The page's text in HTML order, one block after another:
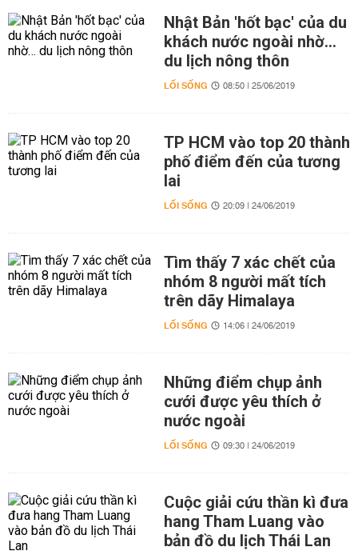
Nhật Bản 'hốt bạc' của du
khách nước ngoài nhờ…
du lịch nông thôn
LỐI SỐNG 08:50 | 25/06/2019
TP HCM vào top 20 thành
phố điểm đến của tương
lai
LỐI SỐNG 20:09 | 24/06/2019
Tìm thấy 7 xác chết của
nhóm 8 người mất tích
trên dãy Himalaya
LỐI SỐNG 14:06 | 24/06/2019
Những điểm chụp ảnh
cưới được yêu thích ở
nước ngoài
LỐI SỐNG 09:30 | 24/06/2019
Cuộc giải cứu thần kì đưa
hang Tham Luang vào
bản đồ du lịch Thái Lan